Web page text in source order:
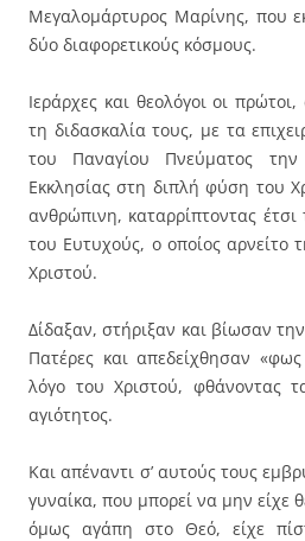
Μεγαλομάρτυρος Μαρίνης, που
δύο διαφορετικούς κόσμους.
Ιεράρχες και θεολόγοι οι
τη διδασκαλία τους, με τα
του Παναγίου Πνεύματος
Εκκλησίας στη διπλή φύση του
ανθρώπινη, καταρρίπτοντας έτσι
του Ευτυχούς, ο οποίος
Χριστού.
Δίδαξαν, στήριξαν και βίωσαν
Πατέρες και απεδείχθησαν
λόγο του Χριστού, φθάνοντας
αγιότητος.
Και απέναντι σ’ αυτούς τους
γυναίκα, που μπορεί να μην είχε
όμως αγάπη στο Θεό, είχε